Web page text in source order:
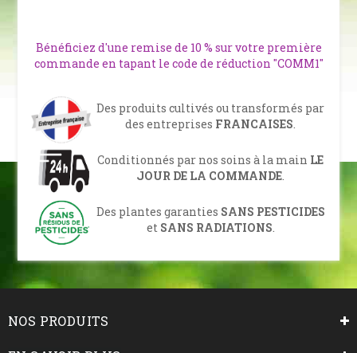
Bénéficiez d'une remise de 10 % sur votre première
commande en tapant le code de réduction "COMM1"
Des produits cultivés ou transformés par
des entreprises FRANCAISES.
Conditionnés par nos soins à la main LE
JOUR DE LA COMMANDE.
Des plantes garanties SANS PESTICIDES
et SANS RADIATIONS.
NOS PRODUITS